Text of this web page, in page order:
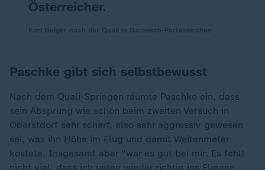
Österreicher.
Paschke gibt sich selbstbewusst
Nach dem Quali-Springen räumte Paschke ein, dass
sein Absprung wie schon beim zweiten Versuch in
Oberstdorf sehr scharf, also sehr aggressiv gewesen
sei, was ihn Höhe im Flug und damit Weitenmeter
kostete. Insgesamt aber "war es gut bei mir. Es fehlt
nicht viel, dass ich unten wieder richtig ins Fliegen